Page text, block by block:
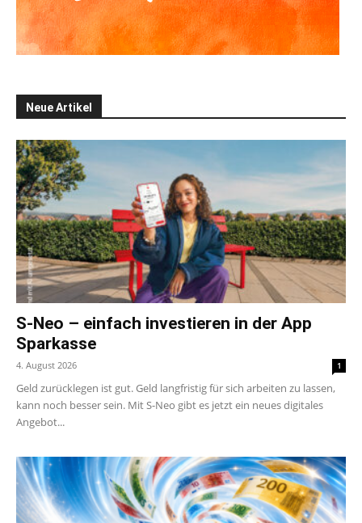
Neue Artikel
S-Neo – einfach investieren in der App
Sparkasse
4. August 2026 1
Geld zurücklegen ist gut. Geld langfristig für sich arbeiten zu lassen,
kann noch besser sein. Mit S-Neo gibt es jetzt ein neues digitales
Angebot...